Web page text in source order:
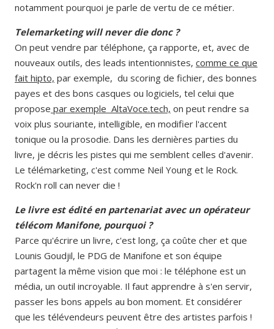
notamment pourquoi je parle de vertu de ce métier.
Telemarketing will never die donc ?
On peut vendre par téléphone, ça rapporte, et, avec de
nouveaux outils, des leads intentionnistes, comme ce que
fait hipto, par exemple, du scoring de fichier, des bonnes
payes et des bons casques ou logiciels, tel celui que
propose par exemple AltaVoce.tech, on peut rendre sa
voix plus souriante, intelligible, en modifier l'accent
tonique ou la prosodie. Dans les dernières parties du
livre, je décris les pistes qui me semblent celles d'avenir.
Le télémarketing, c'est comme Neil Young et le Rock.
Rock'n roll can never die !
Le livre est édité en partenariat avec un opérateur
télécom Manifone, pourquoi ?
Parce qu'écrire un livre, c'est long, ça coûte cher et que
Lounis Goudjil, le PDG de Manifone et son équipe
partagent la même vision que moi : le téléphone est un
média, un outil incroyable. Il faut apprendre à s'en servir,
passer les bons appels au bon moment. Et considérer
que les télévendeurs peuvent être des artistes parfois !